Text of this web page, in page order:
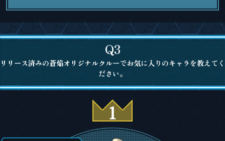
Q3
リリース済みの蒼焔オリジナルクルーでお気に入りのキャラを教えてく
ださい。